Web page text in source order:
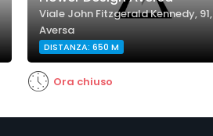
Viale John Fitzgerald Kennedy, 91,
Aversa
DISTANZA: 650 M
Ora chiuso